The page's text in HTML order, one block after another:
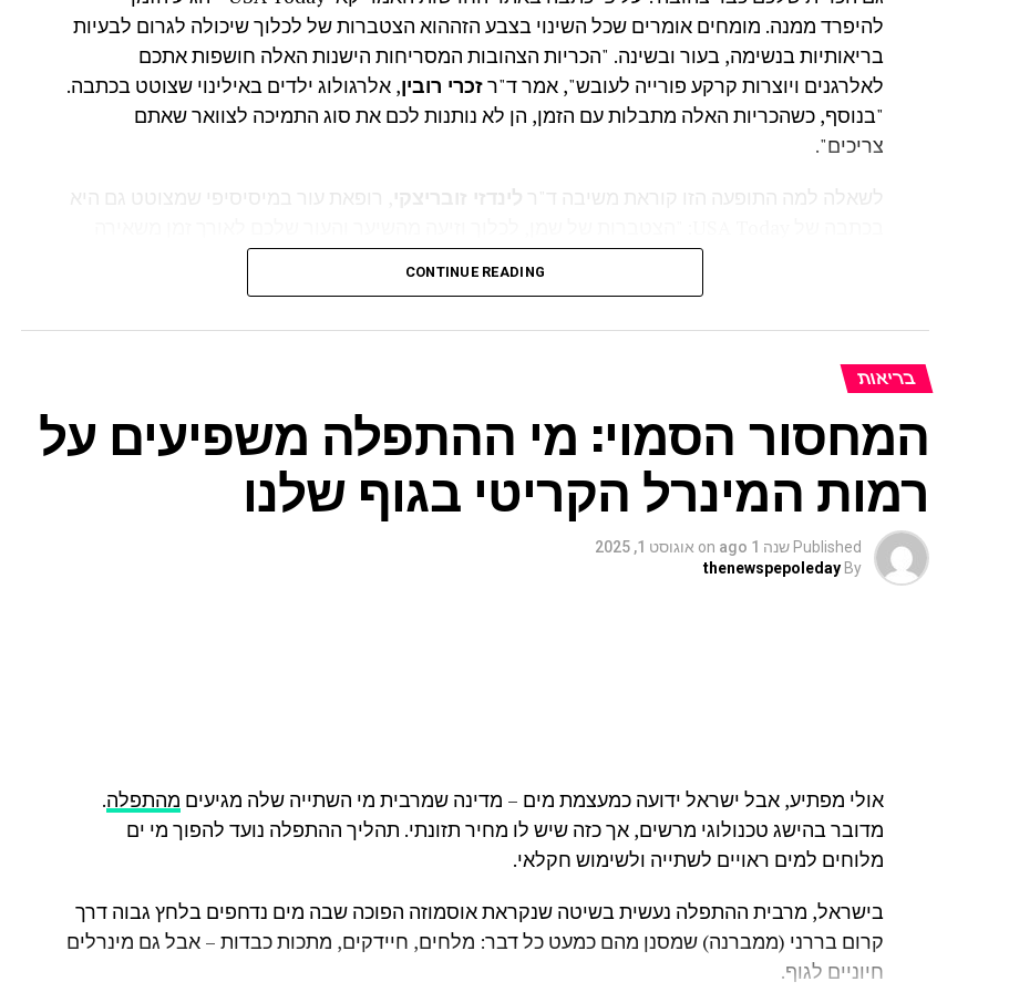
להיפרד ממנה. מומחים אומרים שכל השינוי בצבע הזההוא הצטברות של לכלוך שיכולה לגרום לבעיות
בריאותיות בנשימה, בעור ובשינה. "הכריות הצהובות המסריחות הישנות האלה חושפות אתכם
לאלרגנים ויוצרות קרקע פורייה לעובש", אמר ד"רזכרי רובין, אלרגולוג ילדים באילינוי שצוטט בכתבה.
"בנוסף, כשהכריות האלה מתבלות עם הזמן, הן לא נותנות לכם את סוג התמיכה לצוואר שאתם
צריכים".
לשאלה למה התופעה הזו קוראת משיבה ד"ר לינדזי זובריצקי
שאריות מלוכלכות על הכרית שגורמות לשינוי צבע". זובריצקי הוסיפה כי "הפנים שלכם גם מייצרות
חומר שמנוני דביק שנקרא סבום ששומר על לחות העור. סבום שונה מזיעה, אבל הוא מצטבר על הכרית
אילוסטרציה: שינה (צילום: iStock)
"שינה על כרית צהובה במשך שנים יכולה להוביל להתפרצויות אקנה וסוגים אחרים של גירוי בעור כי
הצטברות הלכלוך יכולה לסתום את הנקבוביות שלכם", הוסיפה זובריצקי בכתבה, "זה נכון במיוחד
לאנשים עם אקזמה, רוזאצאה, אקנה קיימת או עור רגיש".
רובין בציטוט נוסף, יותר מוטרד מאלרגנים שמשגשגים בתוך הכריות הצהובות, בעיקר קרדיות אבק.
CONTINUE READING
בריאות
המחסור הסמוי: מי ההתפלה משפיעים על
רמות המינרל הקריטי בגוף שלנו
Published שנה 1 ago on אוגוסט 1, 2025
By
thenewspepoleday
אולי מפתיע, אבל ישראל ידועה כמעצמת מים – מדינה שמרבית מי השתייה שלה מגיעים מהתפלה.
מדובר בהישג טכנולוגי מרשים, אך כזה שיש לו מחיר תזונתי. תהליך ההתפלה נועד להפוך מי ים
מלוחים למים ראויים לשתייה ולשימוש חקלאי.
בישראל, מרבית ההתפלה נעשית בשיטה שנקראת אוסמוזה הפוכה שבה מים נדחפים בלחץ גבוה דרך
קרום בררני (ממברנה) שמסנן מהם כמעט כל דבר: מלחים, חיידקים, מתכות כבדות – אבל גם מינרלים
חיוניים לגוף.